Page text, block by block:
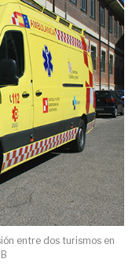
entre dos turismos en